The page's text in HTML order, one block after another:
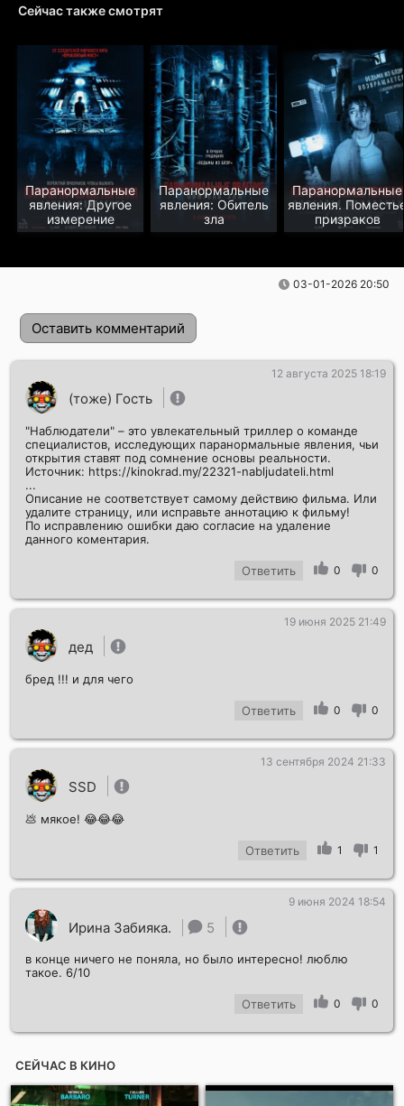
Сейчас также смотрят
Паранормальные
явления: Другое
измерение
Паранормальные
явления: Обитель
зла
Паранормальные
явления.
призраков
03-01-2026 20:50
Оставить комментарий
Отправить!
(тоже) Гость
12 августа 2025 18:19
"Наблюдатели" – это увлекательный триллер о команде
специалистов, исследующих паранормальные явления, чьи
открытия ставят под сомнение основы реальности.
Источник: https://kinokrad.my/22321-nabljudateli.html
...
Описание не соответствует самому действию фильма. Или
удалите страницу, или исправьте аннотацию к фильму!
По исправлению ошибки даю согласие на удаление
данного коментария.
Ответить 0 0
дед
19 июня 2025 21:49
бред !!! и для чего
Ответить 0 0
SSD
13 сентября 2024 21:33
💩 мякое! 😂😂😂
Ответить 1 1
Ирина Забияка. 5
9 июня 2024 18:54
в конце ничего не поняла, но было интересно! люблю
такое. 6/10
Ответить 0 0
СЕЙЧАС В КИНО